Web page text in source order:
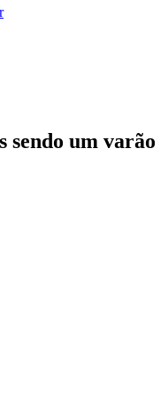
sendo um varão